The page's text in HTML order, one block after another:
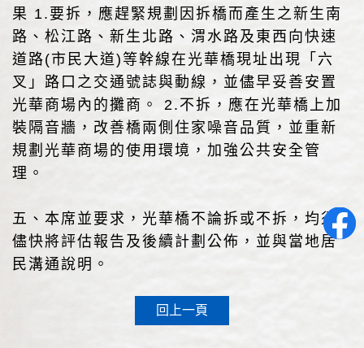
果 1.要拆，應趕緊規劃因拆橋而產生之新生南
路、松江路、新生北路、渭水路及東西向快速
道路(市民大道)等幹線在光華橋現址出現「六
叉」路口之交通號誌與動線，並儘早妥善安置
光華商場內的攤商。 2.不拆，應在光華橋上加
裝隔音牆，改善橋兩側住家噪音品質，並重新
規劃光華商場的使用環境，加強公共安全管
理。
五、本席並要求，光華橋不論拆或不拆，均須
儘快將評估報告及後續計劃公佈，並與當地居
民溝通說明。
回上一頁